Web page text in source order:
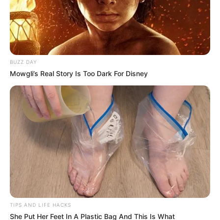
responsabilidad en el delito de fraude procesal.
Rafael Pérez Becerra
Noviembre 3, 2021
COMPARTIR
UNIRSE AL CANAL DE WHATSAPP
BUZZ DAY
Mowgli’s Real Story Is Too Dark For Disney
TIPS AND LIFE HACKS
She Put Her Feet In A Plastic Bag And This Is What